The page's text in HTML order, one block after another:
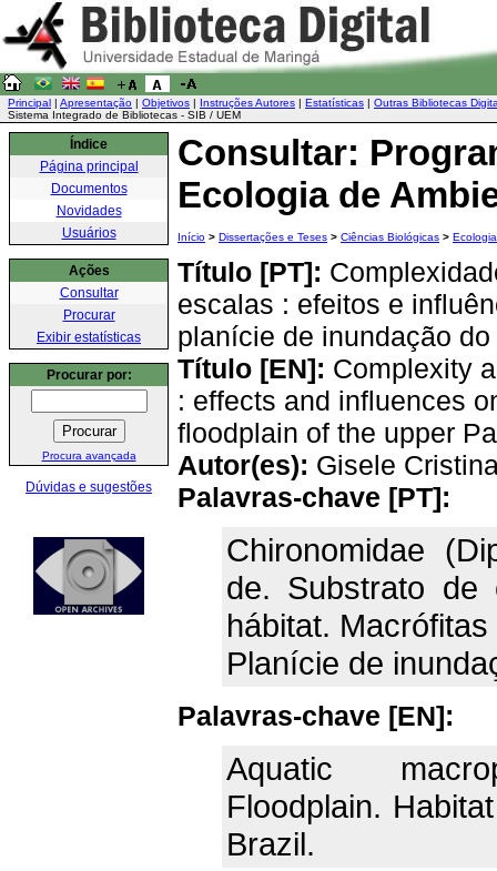
Principal | Apresentação | Objetivos | Instruções Autores | Estatísticas | Outras Bibliotecas
Sistema Integrado de Bibliotecas - SIB / UEM
Índice
Página principal
Documentos
Novidades
Usuários
Ações
Consultar
Procurar
Exibir estatísticas
Procurar por:
Procura avançada
Dúvidas e sugestões
Consultar:
Ecologia de
Início > Dissertações e Teses > Ciências Biológicas > Ecologia
Título [PT]:
escalas : efeitos e
planície de inundação
Título [EN]: Complexity
: effects and influences
floodplain of the upper
Autor(es): Gisele
Palavras-chave [PT]:
Chironomidae
de. Substrato de
hábitat.
Planície de
Palavras-chave [EN]:
Aquatic
Floodplain.
Brazil.